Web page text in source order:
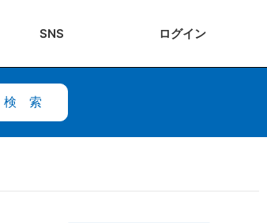
SNS ログイン
検索